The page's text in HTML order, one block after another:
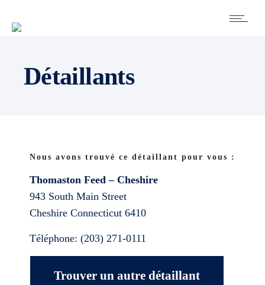
Détaillants
Nous avons trouvé ce détaillant pour vous :
Thomaston Feed – Cheshire
943 South Main Street
Cheshire Connecticut 6410
Téléphone: (203) 271-0111
Trouver un autre détaillant